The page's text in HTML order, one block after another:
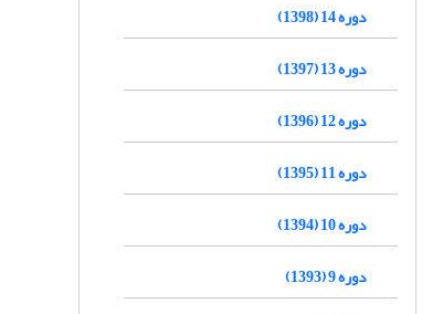
دوره 14 (1398)
دوره 13 (1397)
دوره 12 (1396)
دوره 11 (1395)
دوره 10 (1394)
دوره 9 (1393)